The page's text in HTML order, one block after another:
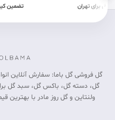
کیفیت ارسال
گل فروشی گل باما: سفارش آنلاین
ولنتاین و گل روز مادر با بهترین